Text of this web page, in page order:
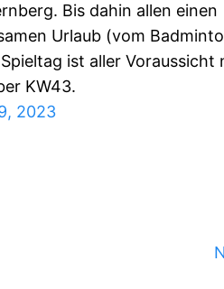
Bis dahin allen einen
Urlaub (vom
ist aller Voraussicht
KW43.
2023